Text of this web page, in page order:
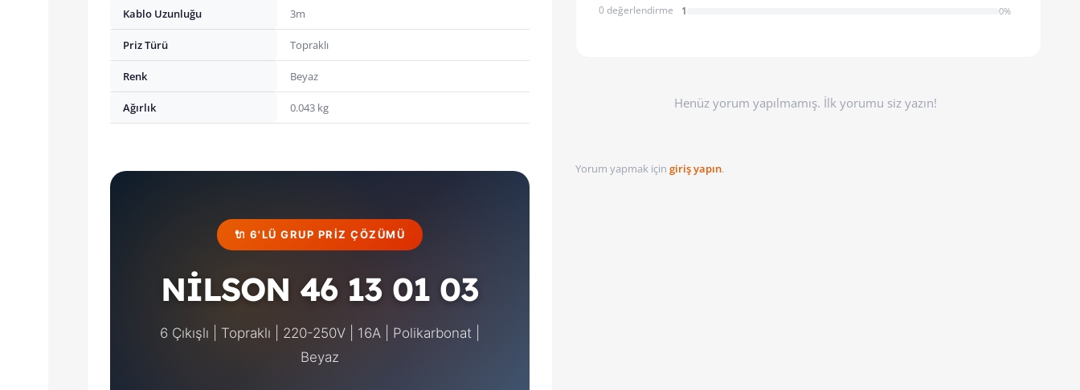
Kablo Uzunluğu 3m
Priz Türü Topraklı
Renk Beyaz
Ağırlık 0.043 kg
🔌 6'LÜ GRUP PRIZ ÇÖZÜMÜ
NİLSON 46 13 01 03
6 Çıkışlı | Topraklı | 220-250V | 16A | Polikarbonat |
Beyaz
0 değerlendirme 1 0%
Henüz yorum yapılmamış. İlk yorumu siz yazın!
Yorum yapmak için giriş yapın.